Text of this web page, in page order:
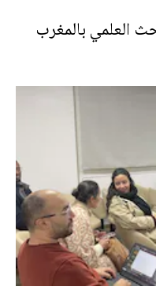
العلمي بالمغرب